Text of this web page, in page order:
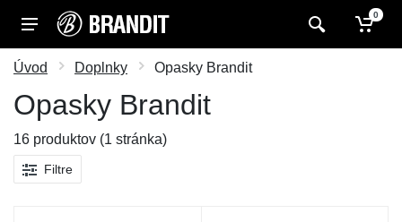
0
Úvod Doplnky Opasky Brandit
Opasky Brandit
16 produktov (1 stránka)
Filtre